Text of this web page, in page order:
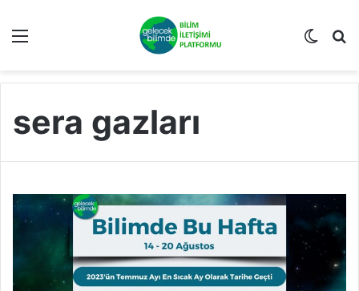
Dış
sera gazları